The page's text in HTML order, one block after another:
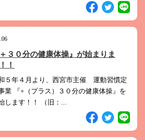
＋３０分の健康体操』が始まりま
！
５年４月より、西宮市主催 運動習慣定
業 『+（プラス）３０分の健康体操』を
します！！ （旧：...
こちら